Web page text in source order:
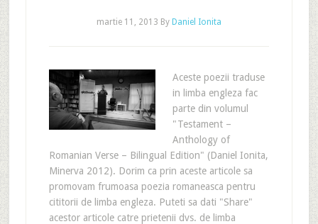
martie 11, 2013 By Daniel Ionita
Aceste poezii traduse
in limba engleza fac
parte din volumul
"Testament –
Anthology of
Romanian Verse – Bilingual Edition" (Daniel Ionita,
Minerva 2012). Dorim ca prin aceste articole sa
promovam frumoasa poezia romaneasca pentru
cititorii de limba engleza. Puteti sa dati "Share"
acestor articole catre prietenii dvs. de limba